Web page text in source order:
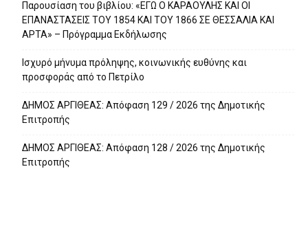
Παρουσίαση του βιβλίου: «ΕΓΩ Ο ΚΑΡΑΟΥΛΗΣ ΚΑΙ ΟΙ
ΕΠΑΝΑΣΤΑΣΕΙΣ ΤΟΥ 1854 ΚΑΙ ΤΟΥ 1866 ΣΕ ΘΕΣΣΑΛΙΑ ΚΑΙ
ΑΡΤΑ» – Πρόγραμμα Εκδήλωσης
Ισχυρό μήνυμα πρόληψης, κοινωνικής ευθύνης και
προσφοράς από το Πετρίλο
ΔΗΜΟΣ ΑΡΓΙΘΕΑΣ: Απόφαση 129 / 2026 της Δημοτικής
Επιτροπής
ΔΗΜΟΣ ΑΡΓΙΘΕΑΣ: Απόφαση 128 / 2026 της Δημοτικής
Επιτροπής